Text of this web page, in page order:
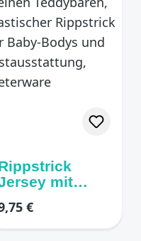
mit
braun
Preis:
€